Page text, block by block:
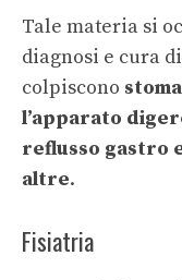
Tale materia si
diagnosi e cura
colpiscono
l’apparato
reflusso gastro
altre.
Fisiatria